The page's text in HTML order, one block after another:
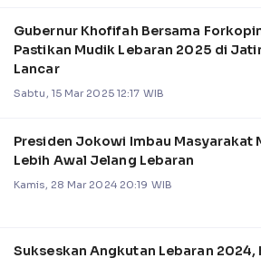
Gubernur Khofifah Bersama
Pastikan Mudik Lebaran 2025 di
Lancar
Sabtu, 15 Mar 2025 12:17 WIB
Presiden Jokowi Imbau Masyarakat
Lebih Awal Jelang Lebaran
Kamis, 28 Mar 2024 20:19 WIB
Sukseskan Angkutan Lebaran 2024,